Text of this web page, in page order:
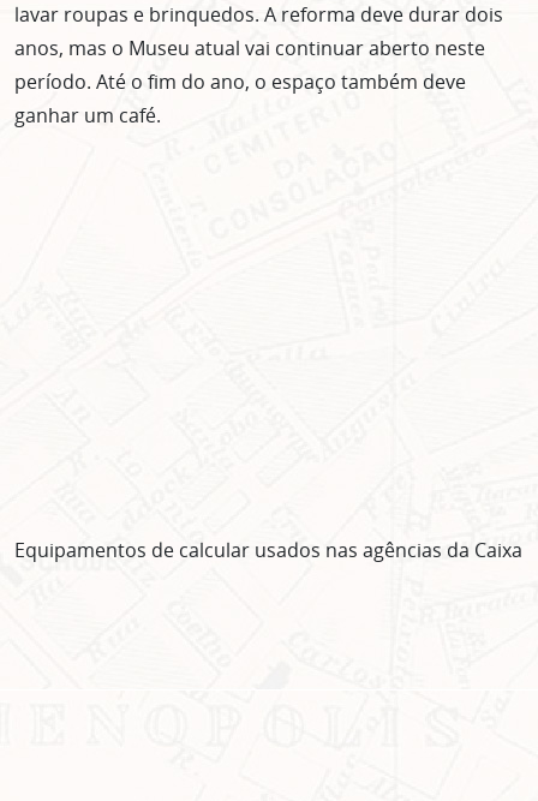
lavar roupas e brinquedos. A reforma deve durar dois
anos, mas o Museu atual vai continuar aberto neste
período. Até o fim do ano, o espaço também deve
ganhar um café.
Equipamentos de calcular usados nas agências da Caixa